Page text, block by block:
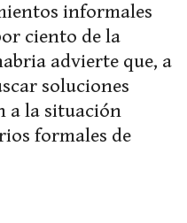
informales
ciento de la
advierte que, a
soluciones
a la situación
formales de